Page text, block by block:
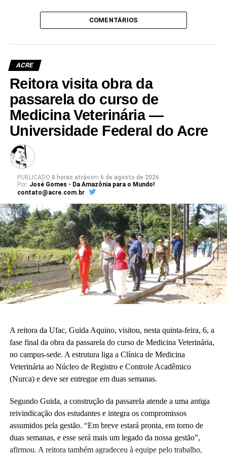
COMENTÁRIOS
ACRE
Reitora visita obra da
passarela do curso de
Medicina Veterinária —
Universidade Federal do Acre
PUBLICADO 8 horas atrásem 6 de agosto de 2026
Por: José Gomes - Da Amazônia para o Mundo!
contato@acre.com.br
A reitora da Ufac, Guida Aquino, visitou, nesta quinta-feira, 6, a
fase final da obra da passarela do curso de Medicina Veterinária,
no campus-sede. A estrutura liga a Clínica de Medicina
Veterinária ao Núcleo de Registro e Controle Acadêmico
(Nurca) e deve ser entregue em duas semanas.
Segundo Guida, a construção da passarela atende a uma antiga
reivindicação dos estudantes e integra os compromissos
assumidos pela gestão. “Em breve estará pronta, em torno de
duas semanas, e esse será mais um legado da nossa gestão”,
afirmou. A reitora também agradeceu à equipe pelo trabalho,